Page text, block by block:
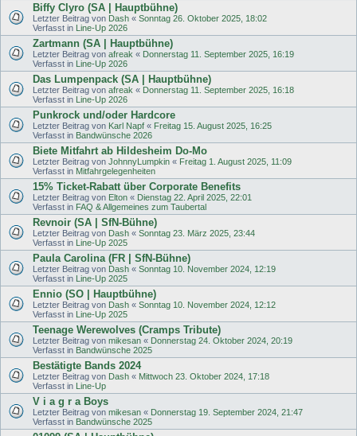
Biffy Clyro (SA | Hauptbühne)
Letzter Beitrag von Dash « Sonntag 26. Oktober 2025, 18:02
Verfasst in Line-Up 2026
Zartmann (SA | Hauptbühne)
Letzter Beitrag von afreak « Donnerstag 11. September 2025, 16:19
Verfasst in Line-Up 2026
Das Lumpenpack (SA | Hauptbühne)
Letzter Beitrag von afreak « Donnerstag 11. September 2025, 16:18
Verfasst in Line-Up 2026
Punkrock und/oder Hardcore
Letzter Beitrag von Karl Napf « Freitag 15. August 2025, 16:25
Verfasst in Bandwünsche 2026
Biete Mitfahrt ab Hildesheim Do-Mo
Letzter Beitrag von JohnnyLumpkin « Freitag 1. August 2025, 11:09
Verfasst in Mitfahrgelegenheiten
15% Ticket-Rabatt über Corporate Benefits
Letzter Beitrag von Elton « Dienstag 22. April 2025, 22:01
Verfasst in FAQ & Allgemeines zum Taubertal
Revnoir (SA | SfN-Bühne)
Letzter Beitrag von Dash « Sonntag 23. März 2025, 23:44
Verfasst in Line-Up 2025
Paula Carolina (FR | SfN-Bühne)
Letzter Beitrag von Dash « Sonntag 10. November 2024, 12:19
Verfasst in Line-Up 2025
Ennio (SO | Hauptbühne)
Letzter Beitrag von Dash « Sonntag 10. November 2024, 12:12
Verfasst in Line-Up 2025
Teenage Werewolves (Cramps Tribute)
Letzter Beitrag von mikesan « Donnerstag 24. Oktober 2024, 20:19
Verfasst in Bandwünsche 2025
Bestätigte Bands 2024
Letzter Beitrag von Dash « Mittwoch 23. Oktober 2024, 17:18
Verfasst in Line-Up
V i a g r a Boys
Letzter Beitrag von mikesan « Donnerstag 19. September 2024, 21:47
Verfasst in Bandwünsche 2025